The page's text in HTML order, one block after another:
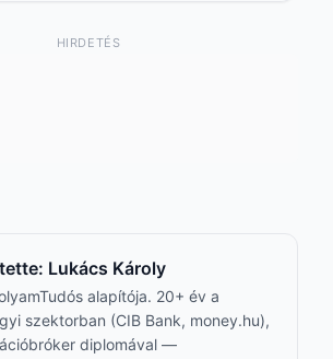
HIRDETÉS
Lukács Károly
alapítója. 20+ év a
szektorban (CIB Bank, money.hu),
diplomával —